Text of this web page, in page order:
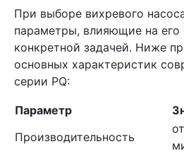
При выборе вихревого
параметры, влияющие на его
конкретной задачей. Ниже
основных характеристик
серии PQ:
Параметр
Производительность